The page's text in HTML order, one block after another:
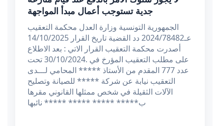
جدية تستوجب أعمال مبدأ المواجهة
الجمهورية التونسية وزارة العدل محكمة التعقيب
عـ2024/78482 دد القضية تاريخ القرار 14/10/2025
أصدرت محكمة التعقيب القرار الاتي : بعد الاطلاع
على مطلب التعقيب المؤرخ في .30/10/2024 تحت
عدد 777 المقدم من الأستاذ ***** المحامي لـــدى
التعقيب نيابة عن شركة ***** للصيانة وتصليح
الآلات الثقيلة في شخص ممثلها القانوني مقرها
ب***** ***** ***** ***** نائبها